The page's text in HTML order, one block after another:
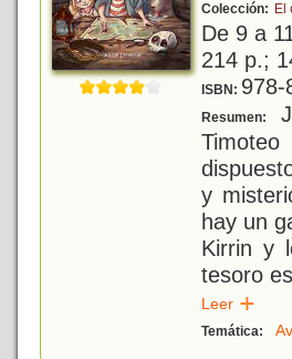
Colección: El
De 9 a
214 p.;
ISBN: 978-
Resumen:
y
hay un
Kirrin y
tesoro
Leer
Temática: